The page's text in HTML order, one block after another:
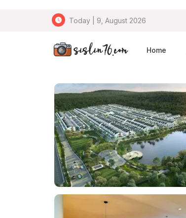
Today | 9, August 2026
Home